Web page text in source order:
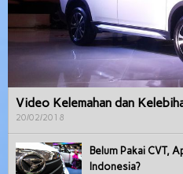
Video Kelemahan dan
20/02/2018
Belum Pakai CVT,
Indonesia?